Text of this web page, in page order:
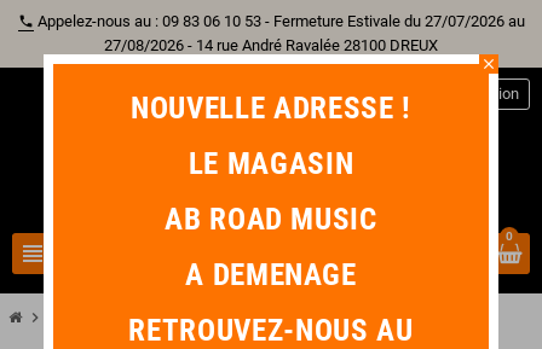
phone Appelez-nous au : 09 83 06 10 53 - Fermeture Estivale du 27/07/2026 au
27/08/2026 - 14 rue André Ravalée 28100 DREUX
view_headline
Connexion
0
chevron_right Accessoire Guitare chevron_right Straplock & Attache
close
NOUVELLE ADRESSE !
LE MAGASIN
AB ROAD MUSIC
A DEMENAGE
RETROUVEZ-NOUS AU